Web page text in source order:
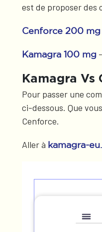
est de proposer des
Cenforce 200 mg
Kamagra 100 mg
Kamagra Vs
Pour passer une
ci-dessous. Que
Cenforce.
Aller à kamagra-